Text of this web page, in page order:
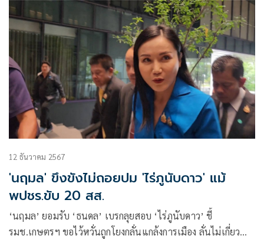
12 ธันวาคม 2567
'นฤมล' ขึงขังไม่ถอยปม 'ไร่ภูนับดาว' แม้
พปชร.ขับ 20 สส.
‘นฤมล’ ยอมรับ ‘ธนดล’ เบรกลุยสอบ ‘ไร่ภูนับดาว’ ชี้
รมช.เกษตรฯ ขอไว้หวั่นถูกโยงกลั่นแกล้งการเมือง ลั่นไม่เกี่ยว